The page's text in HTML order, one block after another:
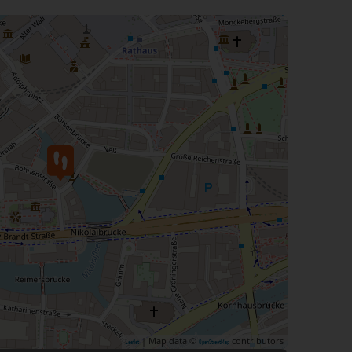
Leaflet | Map data © OpenStreetMap contributors